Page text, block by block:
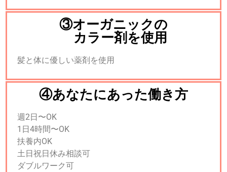
③オーガニックの
カラー剤を使用
髪と体に優しい薬剤を使用
④あなたにあった働き方
週2日〜OK
1日4時間〜OK
扶養内OK
土日祝日休み相談可
ダブルワーク可